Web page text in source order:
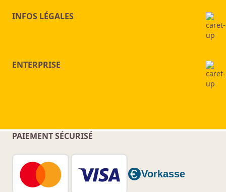
INFOS LÉGALES
ENTERPRISE
PAIEMENT SÉCURISÉ